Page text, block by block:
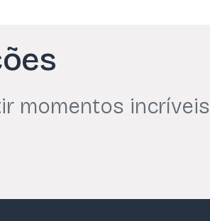
momentos incríveis